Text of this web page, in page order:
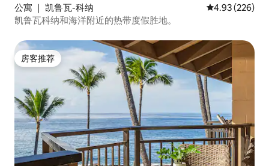
公寓 ｜ 凯鲁瓦-科纳 平均评分 4.93
4.93 (226)
凯鲁瓦科纳和海洋附近的热带度假胜地。
房客推荐
房客推荐